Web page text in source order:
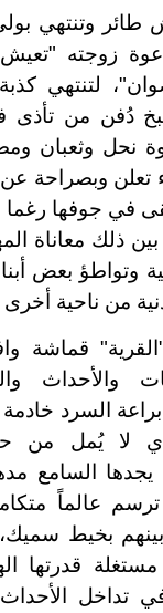
طائر وتنتهي
زوجته
لتنتهي
دُفن من تأذى
نحل وثعبان
تعلن وبصراحة
في جوفها رغما
بين ذلك معاناة
وتواطؤ بعض
من ناحية أخرى
قماشة
والأحداث
السرد خادمة
لا يُمل من
يجدها السامع
ترسم عالماً
بخيط
مستغلة قدرتها
تداخل